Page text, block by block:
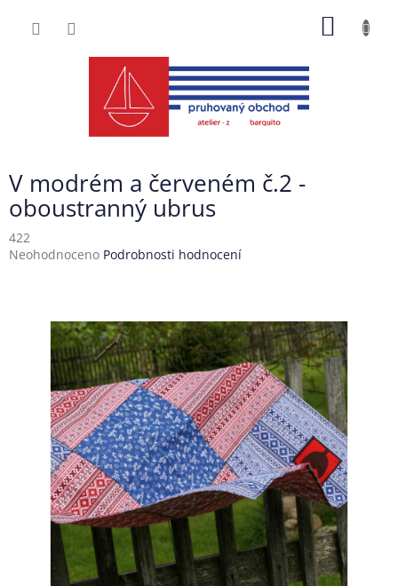
V modrém a červeném č.2 -
oboustranný ubrus
422
Průměrné
hvězdiček.
Neohodnoceno Podrobnosti hodnocení